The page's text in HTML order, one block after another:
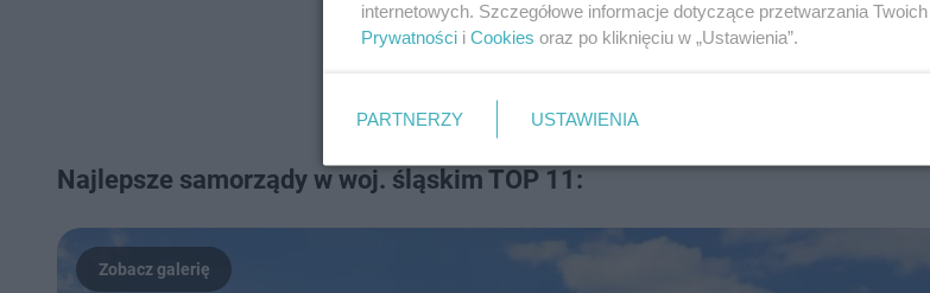
Najlepsze samorządy w woj. śląskim TOP 11:
internetowych. Szczegółowe informacje dotyczące przetwarzania
Prywatności i Cookies oraz po kliknięciu w „Ustawienia”.
PARTNERZY USTAWIENIA